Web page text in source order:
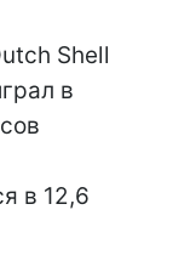
Shell
в
в 12,6